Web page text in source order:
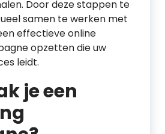
Door deze stappen te
samen te werken met
effectieve online
opzetten die uw
leidt.
je een